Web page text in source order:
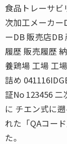
食品トレーサビ
次加工メーカー
ーDB 販売店DB
履歴 販売履歴
養鶏場 工場 工
詰め
証No 123456
に チエン式に
れた「QAコー
た。